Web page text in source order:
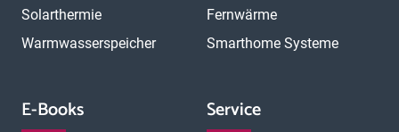
Solarthermie
Warmwasserspeicher
Fernwärme
Smarthome Systeme
E-Books Service